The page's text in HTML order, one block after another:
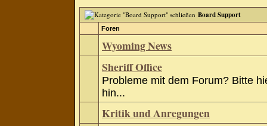
Board Support
Foren
Wyoming News
Sheriff Office
Probleme mit dem Forum? Bitte
hin...
Kritik und Anregungen